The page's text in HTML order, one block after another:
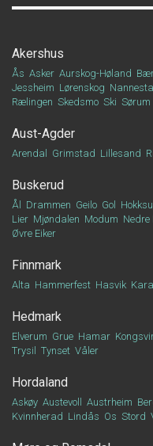
Akershus
Ås Asker Aurskog-Høland
Jessheim Lørenskog
Rælingen Skedsmo Ski Sørum
Aust-Agder
Arendal Grimstad Lillesand
Buskerud
Ål Drammen Geilo Gol
Lier Mjøndalen Modum Nedre
Øvre Eiker
Finnmark
Alta Hammerfest Hasvik
Hedmark
Elverum Grue Hamar
Trysil
Tynset Våler
Hordaland
Askøy Austevoll Austrheim
Kvinnherad Lindås Os Stord